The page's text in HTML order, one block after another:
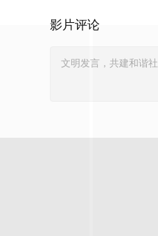
影片评论